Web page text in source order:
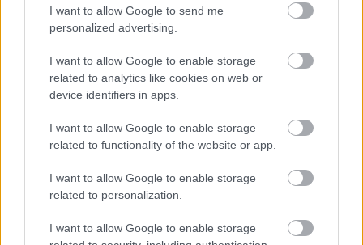
I want to allow Google to send me
personalized advertising.
I want to allow Google to enable storage
related to analytics like cookies on web or
device identifiers in apps.
I want to allow Google to enable storage
related to functionality of the website or app.
I want to allow Google to enable storage
related to personalization.
I want to allow Google to enable storage
John Coltrane-nel és Robert Wilson
rendezővel?
1. Ben Johnston
3. Michael Ondaatje
A válaszokat június 25-én éjfélig várjuk a
jatek@kulturpart.huemailcímre, a